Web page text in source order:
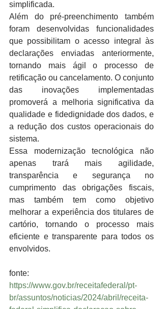
simplificada.
Além do pré-preenchimento também
foram desenvolvidas funcionalidades
que possibilitam o acesso integral às
declarações enviadas anteriormente,
tornando mais ágil o processo de
retificação ou cancelamento. O conjunto
das inovações implementadas
promoverá a melhoria significativa da
qualidade e fidedignidade dos dados, e
a redução dos custos operacionais do
sistema.
Essa modernização tecnológica não
apenas trará mais agilidade,
transparência e segurança no
cumprimento das obrigações fiscais,
mas também tem como objetivo
melhorar a experiência dos titulares de
cartório, tornando o processo mais
eficiente e transparente para todos os
envolvidos.
https://www.gov.br/receitafederal/pt-
br/assuntos/noticias/2024/abril/receita-